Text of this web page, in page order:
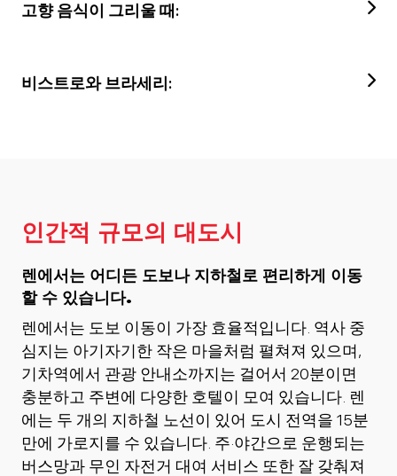
고향 음식이 그리울 때:
비스트로와 브라세리:
인간적 규모의 대도시
렌에서는 어디든 도보나 지하철로 편리하게 이동
할 수 있습니다.
렌에서는 도보 이동이 가장 효율적입니다. 역사 중
심지는 아기자기한 작은 마을처럼 펼쳐져 있으며,
기차역에서 관광 안내소까지는 걸어서 20분이면
충분하고 주변에 다양한 호텔이 모여 있습니다. 렌
에는 두 개의 지하철 노선이 있어 도시 전역을 15분
만에 가로지를 수 있습니다. 주·야간으로 운행되는
버스망과 무인 자전거 대여 서비스 또한 잘 갖춰져